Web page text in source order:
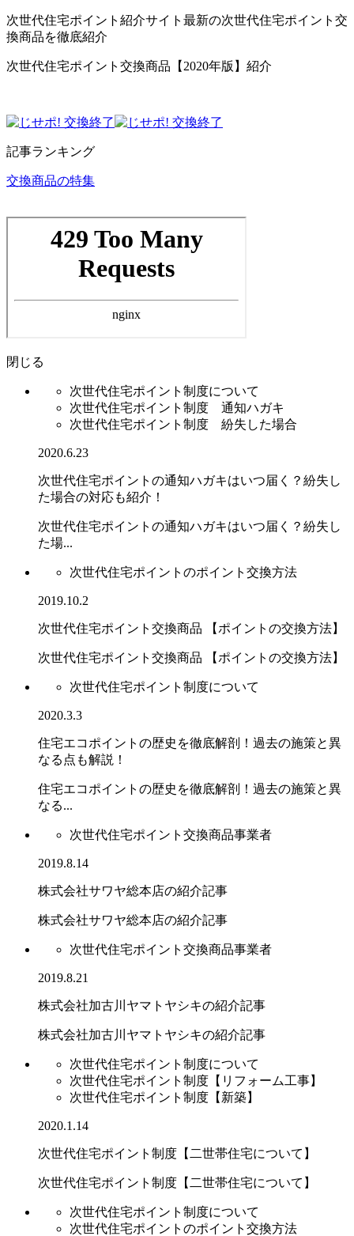
次世代住宅ポイント紹介サイト最新の次世代住宅ポイント交
換商品を徹底紹介
次世代住宅ポイント交換商品【2020年版】紹介
記事ランキング
交換商品の特集
閉じる
次世代住宅ポイント制度について
次世代住宅ポイント制度 通知ハガキ
次世代住宅ポイント制度 紛失した場合
2020.6.23
次世代住宅ポイントの通知ハガキはいつ届く？紛失し
た場合の対応も紹介！
次世代住宅ポイントの通知ハガキはいつ届く？紛失し
た場...
次世代住宅ポイントのポイント交換方法
2019.10.2
次世代住宅ポイント交換商品 【ポイントの交換方法】
次世代住宅ポイント交換商品 【ポイントの交換方法】
次世代住宅ポイント制度について
2020.3.3
住宅エコポイントの歴史を徹底解剖！過去の施策と異
なる点も解説！
住宅エコポイントの歴史を徹底解剖！過去の施策と異
なる...
次世代住宅ポイント交換商品事業者
2019.8.14
株式会社サワヤ総本店の紹介記事
株式会社サワヤ総本店の紹介記事
次世代住宅ポイント交換商品事業者
2019.8.21
株式会社加古川ヤマトヤシキの紹介記事
株式会社加古川ヤマトヤシキの紹介記事
次世代住宅ポイント制度について
次世代住宅ポイント制度【リフォーム工事】
次世代住宅ポイント制度【新築】
2020.1.14
次世代住宅ポイント制度【二世帯住宅について】
次世代住宅ポイント制度【二世帯住宅について】
次世代住宅ポイント制度について
次世代住宅ポイントのポイント交換方法